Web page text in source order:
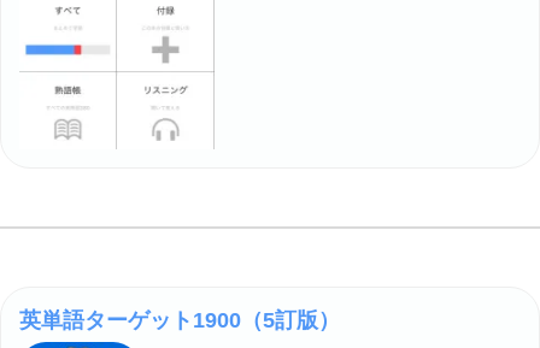
英単語ターゲット1900（5訂版）